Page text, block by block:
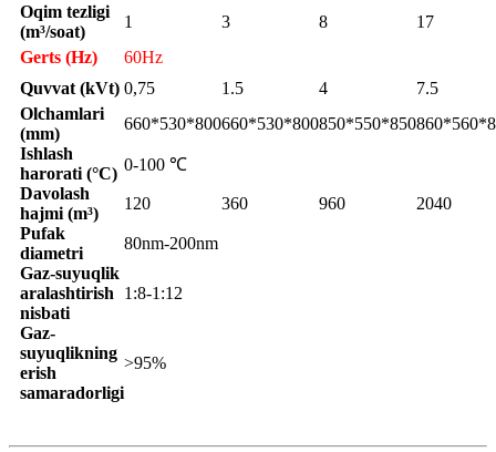
Oqim tezligi
(m³/soat)
1 3 8
17
Gerts (Hz)
60Hz
Quvvat (kVt) 0,75 1.5 4
7.5
Olchamlari
(mm)
660*530*800660*530*800850*550*850
Ishlash
harorati (°C) 0-100 ℃
Davolash
hajmi (m³)
120 360 960
2040
Pufak
diametri
80nm-200nm
Gaz-suyuqlik
aralashtirish
nisbati
1:8-1:12
Gaz-
suyuqlikning
erish
samaradorligi
>95%